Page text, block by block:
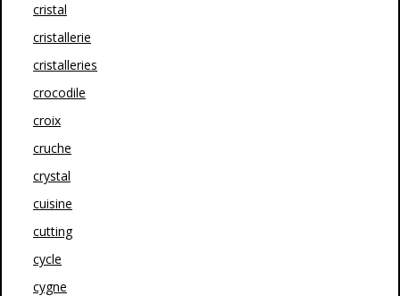
cristal
cristallerie
cristalleries
crocodile
croix
cruche
crystal
cuisine
cutting
cycle
cygne